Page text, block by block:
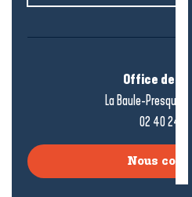
Office de
La Baule-
02 40 24
Nous